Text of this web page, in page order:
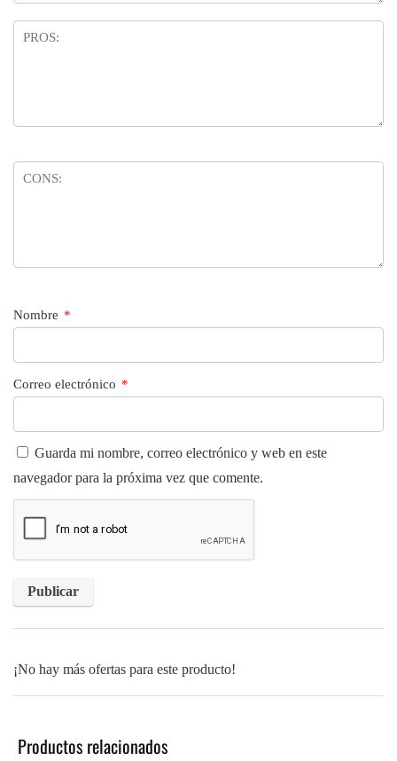
Nombre *
Correo electrónico *
Guarda mi nombre, correo electrónico y web en este
navegador para la próxima vez que comente.
¡No hay más ofertas para este producto!
Productos relacionados